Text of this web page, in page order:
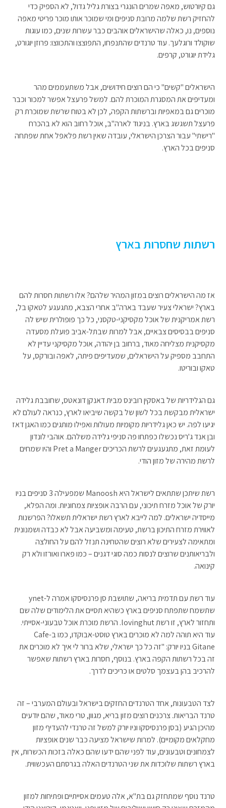
גם קיורטוש, מאפה שמרים הונגרי בצורת גליל גדול, לא הספיק כדי
להחזיק רשת שלמה מרובת סניפים ומי שמוכר אותו מוכר פריטי מאפה
נוספים, נו, כאלה שהישראלים אוהבים כבר עשרות שנים, כמו עוגות
שוקולד ורוגלעך. עוד טרנדים שהתנפחו, התפוצצו והתכווצו: פרוזן יוגורט,
גלידת יוגורט, קרפים.
הישראלים "קשים" כי הם רוצים חידושים, אבל משתעממים מהר
ומעדיפים את המסגרת המוכרת להם. למשל פרעצל אפשר למכור וכבר
מוכרים גם במאפיות וברשתות הקפה, לכן לא בטוח שרשת שמוכרת רק
פרעצל תשגשג בארץ. בניגוד לארה"ב, אוכל רחוב הוא לא בהכרח
"רישתי" עבור הצרכן הישראלי, עובדה שאין רשת פלאפל אחת שפתחה
סניפים בכל הארץ.
רשתות שחסרות בארץ
אז מה הישראלים רוצים במזון המהיר שלהם? אלו רשתות חסרות להם
בארץ? ישראלי צעיר שעבד בארה"ב אחרי הצבא, מתגעגע לטאקו בל,
רשת אמריקנית של אוכל מקסיקני-טקסני, כל כך פופולרית שיש לה
סניפים בבסיסים צבאיים, אבל למרות שבתל-אביב פועלת מסעדה
מקסיקנית מצליחה מאוד, ברחוב בן יהודה, אוכל מקסיקני עדיין לא
התחבב מספיק על הישראלים, שמעדיפים פיתה, לאפה ובורקס, על
טאקו ובוריטו.
גם הגלידריות של באסקין רובינס מבית דאנקן דונאטס, שחובבת גלידה
ישראלית מבקשת בכל לשון של בקשה שיביאו לארץ, כנראה לעולם לא
יגיעו לפה. יש כאן גלידריות מקומיות מעולות ואפילו מותגים כמו האגן דאז
ובן אנד ג'ריס נכשלו כפתחו פה סניפי גלידה משלהם. אוהבי לונדון
לעומת זאת, מתגעגעים לרשת הכריכים Pret a Manger והיו שמחים
לרשת מהירה של מזון הודי.
רשת שיתכן שתתאים לישראל היא Manoosh שמפעילה 3 סניפים בניו
יורק של אוכל מזרח תיכוני, עם הרבה אופציות צמחוניות. ומה הפלא,
מייסדיה ישראלים. למה לייבא לארץ רשת ישראלית תשאלו? הפרשנות
לאווירת מזרח התיכון ברשת, טעימה ומשביעה אבל לא כבדה ושמנונית
ומתאימה לצעירים שלא רוצים שהטחינה תנזל להם על החולצה
ולבריאותנים שרוצים לנסות כמה סוגי דגנים – כמו פארו ואורזו ולא רק
קינואה.
עוד רשת עם תדמית בריאה, שתושבת סן פרנסיסקו אמרה ל-ynet
שתשמח שתפתח סניפים בארץ כשהיא תסיים את הלימודים שלה שם
ותחזור לארץ, זו רשת lovinghut. הרשת מוכרת אוכל טבעוני-אסייתי.
עוד היא תוהה למה לא מוכרים בארץ טוסט-אבוקדו, כמו ב-Cafe
Gitane בניו יורק: "זה כל כך ישראלי, שלא ברור לי איך לא מוכרים את
זה בכל רשתות הקפה בארץ. בנוסף, חסרות בארץ רשתות שאפשר
להרכיב בהן בעצמך סלטים או כריכים לדרך.
לצד הטבעונות, אחד הטרנדים החזקים בישראל ובעולם המערבי – זה
טרנד הבריאות. צרכנים רוצים מזון בריא, מגוון, טרי מאוד, שהם יודעים
מהיכן הגיע (בסן פרנסיסקו וניו יורק למשל זה טרנדי להעדיף מזון
מחקלאים מקומיים). למרות שישראל מציעה כבר שנים אופציות
לצמחונים וטבעונים, עוד לפני שהם ידעו שהם כאלה בזכות הכשרות, אין
בארץ רשתות שלוכדות את שני הטרנדים האלה בגרסתם העכשווית.
טרנד נוסף שמתחזק גם בת"א, אלה טעמים אסייתיים ופתיחות למזון